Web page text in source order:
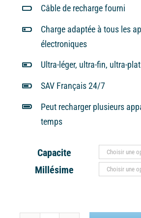
Câble de recharge fourni
Charge adaptée à tous les
électroniques
Ultra-léger, ultra-fin, ultra-
SAV Français 24/7
Peut recharger plusieurs
temps
Capacite
Millésime